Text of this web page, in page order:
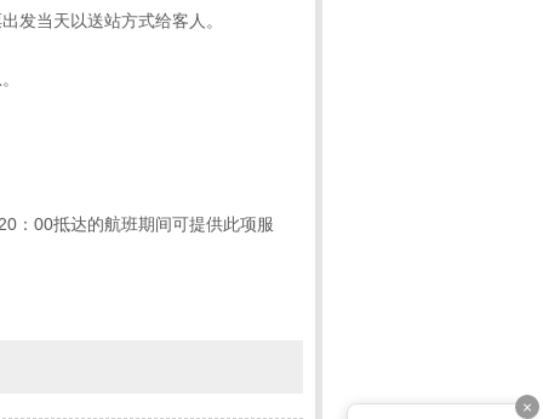
发当天以送站方式给客人。
： 00抵达的航班期间可提供此项服
×